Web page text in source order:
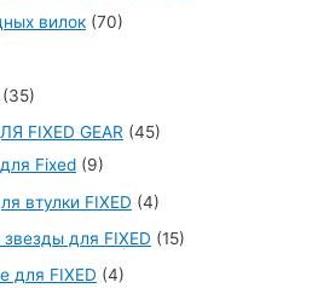
вилок (70)
(35)
FIXED GEAR (45)
Fixed (9)
втулки FIXED (4)
для FIXED (15)
для FIXED (4)